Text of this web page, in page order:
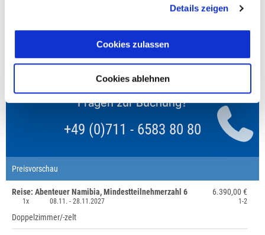
Details zeigen
Cookies zulassen
Cookies ablehnen
Finden wir eine/n Partner/in, dann erhältst Du den
Unsere Reisen und Seminare sind nicht barrierefrei.
Fragen zur Buchung?
+49 (0)711 - 6583 80 80
Preisvorschau
6.390,00 €
Reise: Abenteuer Namibia, Mindestteilnehmerzahl 6
1x 08.11. -28.11.2027 1-2
Doppelzimmer/-zelt